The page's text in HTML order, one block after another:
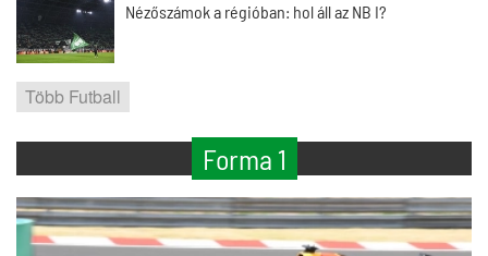
Nézőszámok a régióban: hol áll az NB I?
Több Futball
Forma 1